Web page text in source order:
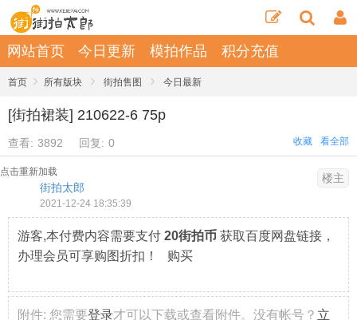
网站首页 今日更新 模拍作品 积分充值
首页 › 所有版块 › 街拍售图 › 今日最新
[街拍裙装] 210622-6 75p
查看: 3892 回复: 0 看全部
收藏
点击重新加载
街拍太郎
2021-12-24 18:35:39
楼主
游客,本付费内容需要支付 20街拍币 获取百度网盘链接，
办理会员可享购图折扣！ 购买
附件: 您需要登录才可以下载或查看附件。没有帐号？ 立